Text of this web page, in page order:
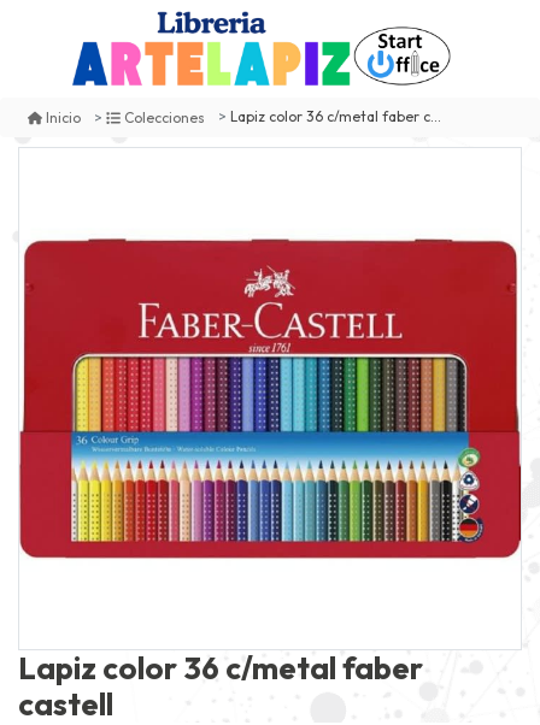
Inicio Colecciones Lapiz color 36 c/metal faber castell
Lapiz color 36 c/metal faber
castell